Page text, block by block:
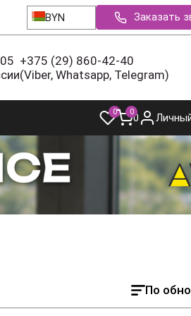
BYN Заказать
+375 (29) 860-42-40
(Viber, Whatsapp, Telegram)
0 00
По